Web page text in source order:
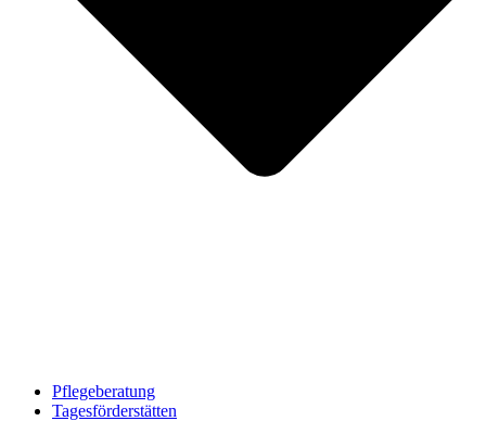
Pflegeberatung
Tagesförderstätten